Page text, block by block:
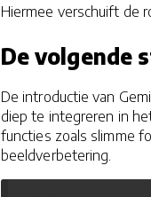
Hiermee verschuift de
De volgende
De introductie van
diep te integreren in
functies zoals slimme
beeldverbetering.